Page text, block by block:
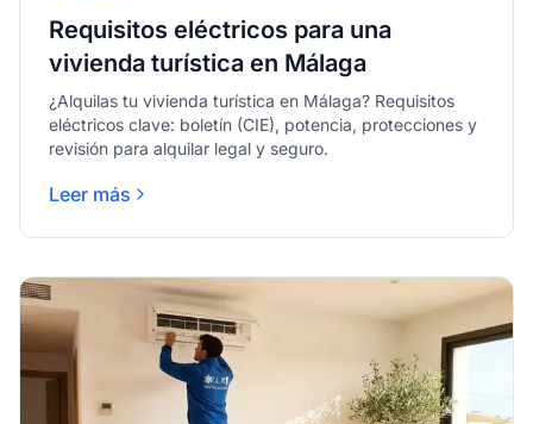
Requisitos eléctricos para una
vivienda turística en Málaga
¿Alquilas tu vivienda turística en Málaga? Requisitos
eléctricos clave: boletín (CIE), potencia, protecciones y
revisión para alquilar legal y seguro.
Leer más